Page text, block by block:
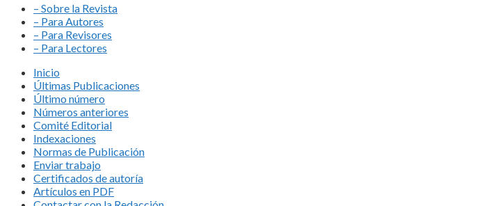
– Sobre la Revista
– Para Autores
– Para Revisores
– Para Lectores
Inicio
Últimas Publicaciones
Último número
Números anteriores
Comité Editorial
Indexaciones
Normas de Publicación
Enviar trabajo
Certificados de autoría
Artículos en PDF